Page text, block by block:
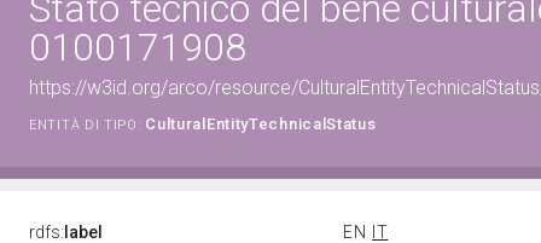
0100171908
https://w3id.org/arco/resource/
ENTITÀ DI TIPO: CulturalEntityTechnicalStatus
rdfs: label EN
IT